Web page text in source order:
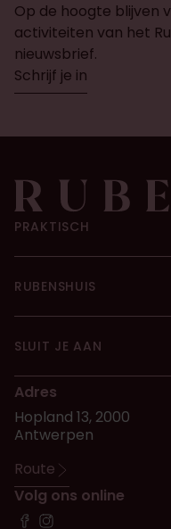
Op de hoogte blijven
activiteiten van het
nieuwsbrief.
Schrijf je in
Adres
Hopland 13, 2000
Antwerpen
Route
Volg ons online
PRAKTISCH
RUBENSHUIS
SLUIT JE AAN